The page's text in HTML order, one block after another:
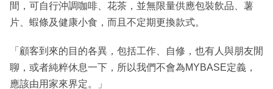
間，可自行沖調咖啡、花茶，並無限量供應包裝飲品、薯
片、蝦條及健康小食，而且不定期更換款式。
「顧客到來的目的各異，包括工作、自修，也有人與朋友閒
聊，或者純粹休息一下，所以我們不會為MYBASE定義，
應該由用家來界定。」